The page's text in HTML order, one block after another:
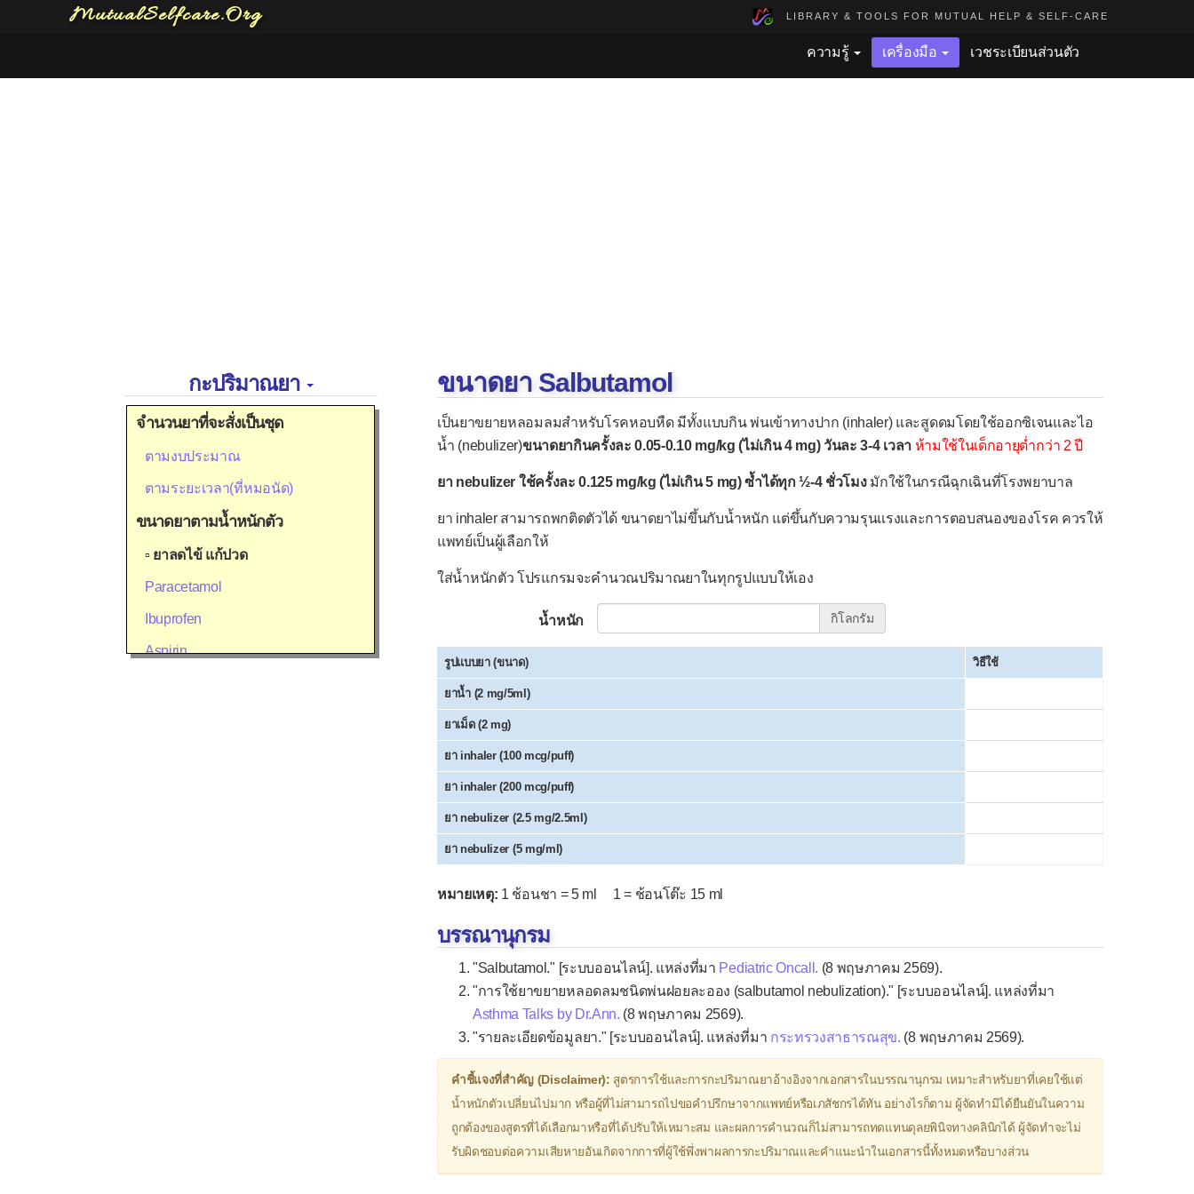
MutualSelfcare.Org LIBRARY & TOOLS FOR MUTUAL HELP & SELF-CARE
ความรู้ เครื่องมือ เวชระเบียนส่วนตัว
กะปริมาณยา
จำนวนยาที่จะสั่งเป็นชุด
ตามงบประมาณ
ตามระยะเวลา(ที่หมอนัด)
ขนาดยาตามน้ำหนักตัว
▫ ยาลดไข้ แก้ปวด
Paracetamol
Ibuprofen
Aspirin
ขนาดยา Salbutamol
เป็นยาขยายหลอมลมสำหรับโรคหอบหืด มีทั้งแบบกิน พ่นเข้าทางปาก (inhaler) และสูดดมโดยใช้ออกซิเจนและไอ
น้ำ (nebulizer)ขนาดยากินครั้งละ 0.05-0.10 mg/kg (ไม่เกิน 4 mg) วันละ 3-4 เวลา ห้ามใช้ในเด็กอายุต่ำกว่า 2 ปี
ยา nebulizer ใช้ครั้งละ 0.125 mg/kg (ไม่เกิน 5 mg) ซ้ำได้ทุก ½-4 ชั่วโมงมักใช้ในกรณีฉุกเฉินที่โรงพยาบาล
ยา inhaler สามารถพกติดตัวได้ ขนาดยาไม่ขึ้นกับน้ำหนัก แต่ขึ้นกับความรุนแรงและการตอบสนองของโรค ควรให้
แพทย์เป็นผู้เลือกให้
ใส่น้ำหนักตัว โปรแกรมจะคำนวณปริมาณยาในทุกรูปแบบให้เอง
น้ำหนัก กิโลกรัม
รูปแบบยา (ขนาด) วิธีใช้
ยาน้ำ (2 mg/5ml)
ยาเม็ด (2 mg)
ยา inhaler (100 mcg/puff)
ยา inhaler (200 mcg/puff)
ยา nebulizer (2.5 mg/2.5ml)
ยา nebulizer (5 mg/ml)
หมายเหตุ: 1 ช้อนชา = 5 ml 1 = ช้อนโต๊ะ 15 ml
บรรณานุกรม
"Salbutamol." [ระบบออนไลน์]. แหล่งที่มา Pediatric Oncall. (8 พฤษภาคม 2569).
"การใช้ยาขยายหลอดลมชนิดพ่นฝอยละออง (salbutamol nebulization)." [ระบบออนไลน์]. แหล่งที่มา
Asthma Talks by Dr.Ann. (8 พฤษภาคม 2569).
"รายละเอียดข้อมูลยา." [ระบบออนไลน์]. แหล่งที่มา กระทรวงสาธารณสุข. (8 พฤษภาคม 2569).
คำชี้แจงที่สำคัญ (Disclaimer): สูตรการใช้และการกะปริมาณยาอ้างอิงจากเอกสารในบรรณานุกรม เหมาะสำหรับยาที่เคยใช้แต่
น้ำหนักตัวเปลี่ยนไปมาก หรือผู้ที่ไม่สามารถไปขอคำปรึกษาจากแพทย์หรือเภสัชกรได้ทัน อย่างไรก็ตาม ผู้จัดทำมิได้ยืนยันในความ
ถูกต้องของสูตรที่ได้เลือกมาหรือที่ได้ปรับให้เหมาะสม และผลการคำนวณก็ไม่สามารถทดแทนดุลยพินิจทางคลินิกได้ ผู้จัดทำจะไม่
รับผิดชอบต่อความเสียหายอันเกิดจากการที่ผู้ใช้พึ่งพาผลการกะปริมาณและคำแนะนำในเอกสารนี้ทั้งหมดหรือบางส่วน